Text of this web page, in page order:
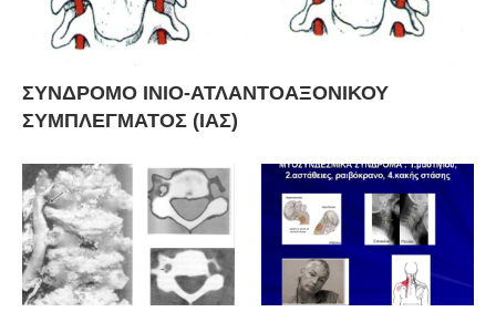
ΣΥΝΔΡΟΜΟ ΙΝΙΟ-ΑΤΛΑΝΤΟΑΞΟΝΙΚΟΥ
ΣΥΜΠΛΕΓΜΑΤΟΣ (ΙΑΣ)